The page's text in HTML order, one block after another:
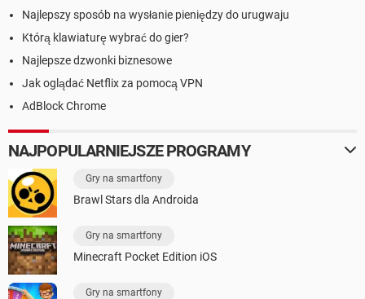
Najlepszy sposób na wysłanie pieniędzy do urugwaju
Którą klawiaturę wybrać do gier?
Najlepsze dzwonki biznesowe
Jak oglądać Netflix za pomocą VPN
AdBlock Chrome
NAJPOPULARNIEJSZE PROGRAMY
Gry na smartfony
Brawl Stars dla Androida
Gry na smartfony
Minecraft Pocket Edition iOS
Gry na smartfony